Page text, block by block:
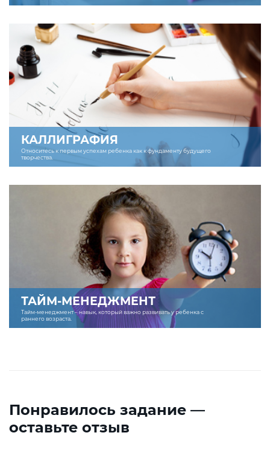
КАЛЛИГРАФИЯ
Относитесь к первым успехам ребенка как к фундаменту будущего
творчества.
ТАЙМ-МЕНЕДЖМЕНТ
Тайм-менеджмент – навык, который важно развивать у ребенка с
раннего возраста.
Понравилось задание —
оставьте отзыв